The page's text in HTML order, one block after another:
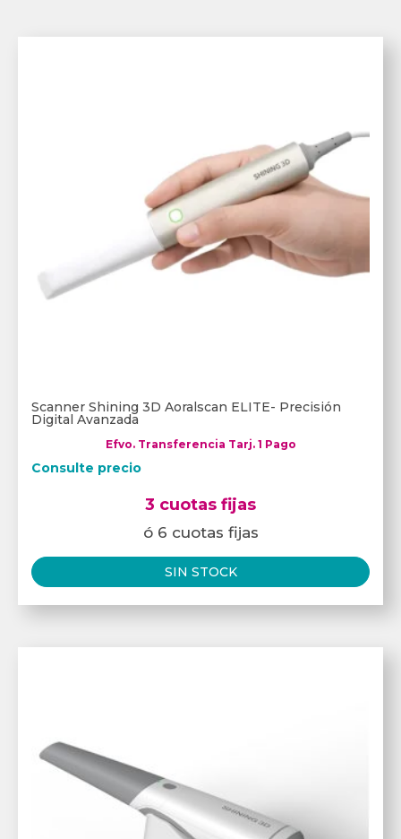
Scanner Shining 3D Aoralscan ELITE- Precisión
Digital Avanzada
Efvo. Transferencia Tarj. 1 Pago
Consulte precio
3 cuotas fijas
ó 6 cuotas fijas
SIN STOCK